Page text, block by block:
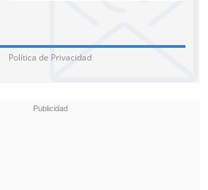
se estrenará en
Política de Privacidad